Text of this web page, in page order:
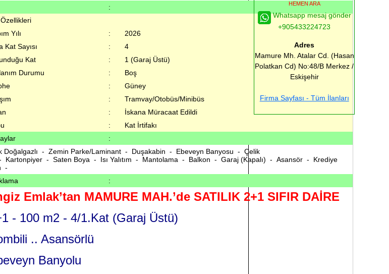
:
Yılı
:
2026
Kat Sayısı
:
4
Kat
:
1 (Garaj Üstü)
Durumu
:
Boş
:
Güney
:
Tramvay/Otobüs/Minibüs
:
İskana Müracaat Edildi
:
Kat İrtifakı
:
Doğalgazlı - Zemin Parke/Laminant - Duşakabin - Ebeveyn Banyosu - Çelik
Kartonpiyer - Saten Boya - Isı Yalıtım - Mantolama - Balkon - Garaj (Kapalı) - Asansör - Krediye
-
:
Emlak’tan MAMURE MAH.’de SATILIK 2+1 SIFIR DAİRE
- 100 m2 - 4/1.Kat (Garaj Üstü)
.. Asansörlü
Banyolu
HEMEN ARA
Whatsapp mesaj gönder
+905433224723
Adres
Mamure Mh. Atalar Cd. (Hasan
Polatkan Cd) No:48/B Merkez /
Eskişehir
Firma Sayfası - Tüm İlanları